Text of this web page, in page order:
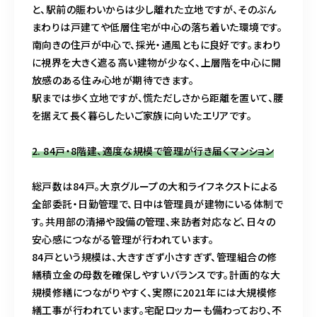
と、駅前の賑わいからは少し離れた立地ですが、そのぶん
まわりは戸建てや低層住宅が中心の落ち着いた環境です。
南向きの住戸が中心で、採光・通風ともに良好です。まわり
に視界を大きく遮る高い建物が少なく、上層階を中心に開
放感のある住み心地が期待できます。
駅までは歩く立地ですが、慌ただしさから距離を置いて、腰
を据えて長く暮らしたいご家族に向いたエリアです。
2. 84戸・8階建、適度な規模で管理が行き届くマンション
総戸数は84戸。大京グループの大和ライフネクストによる
全部委託・日勤管理で、日中は管理員が建物にいる体制で
す。共用部の清掃や設備の管理、来訪者対応など、日々の
安心感につながる管理が行われています。
84戸という規模は、大きすぎず小さすぎず、管理組合の修
繕積立金の母数を確保しやすいバランスです。計画的な大
規模修繕につながりやすく、実際に2021年には大規模修
繕工事が行われています。宅配ロッカーも備わっており、不